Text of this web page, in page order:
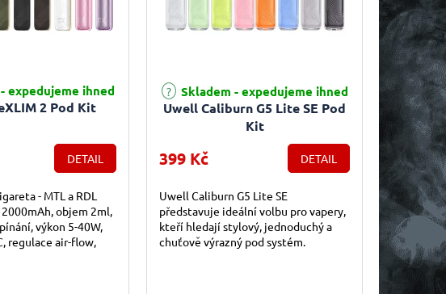
2 Pod Kit
expedujeme ihned
DETAIL
- MTL a RDL
objem 2ml,
výkon 5-40W,
regulace air-flow,
Uwell Caliburn G5 Lite SE Pod
Kit
Skladem - expedujeme ihned
399 Kč DETAIL
Uwell Caliburn G5 Lite SE
představuje ideální volbu pro vapery,
kteří hledají stylový, jednoduchý a
chuťově výrazný pod systém.